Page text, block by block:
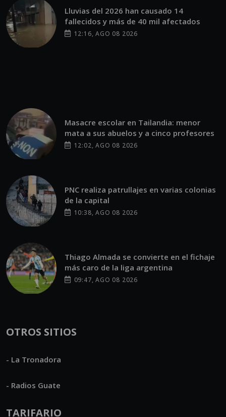
Lluvias del 2026 han causado 14
fallecidos y más de 40 mil afectados
12:16, AGO 08 2026
Masacre escolar en Tailandia: menor
mata a sus abuelos y a cinco profesores
12:02, AGO 08 2026
PNC realiza patrullajes en varias colonias
de la capital
10:38, AGO 08 2026
Thiago Almada se convierte en el fichaje
más caro de la liga argentina
09:47, AGO 08 2026
OTROS SITIOS
- La Tronadora
- Radios Guate
TARIFARIO